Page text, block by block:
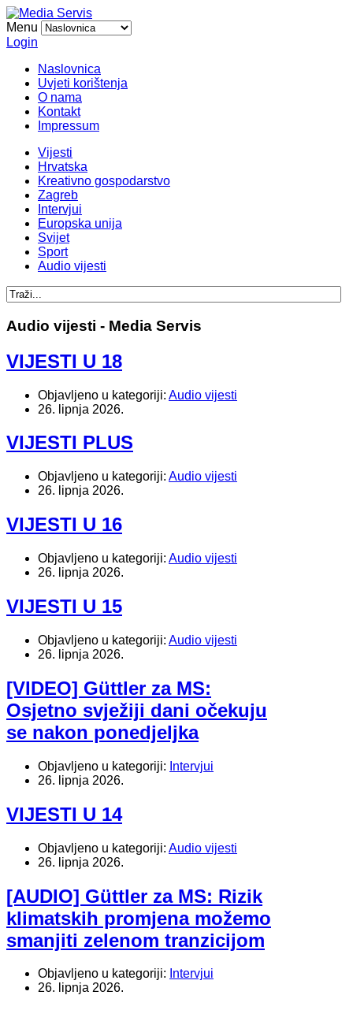
Menu
Login
Naslovnica
Uvjeti korištenja
O nama
Kontakt
Impressum
Vijesti
Hrvatska
Kreativno gospodarstvo
Zagreb
Intervjui
Europska unija
Svijet
Sport
Audio vijesti
Audio vijesti - Media Servis
VIJESTI U 18
Objavljeno u kategoriji: Audio vijesti
26. lipnja 2026.
VIJESTI PLUS
Objavljeno u kategoriji: Audio vijesti
26. lipnja 2026.
VIJESTI U 16
Objavljeno u kategoriji: Audio vijesti
26. lipnja 2026.
VIJESTI U 15
Objavljeno u kategoriji: Audio vijesti
26. lipnja 2026.
[VIDEO] Güttler za MS:
Osjetno svježiji dani očekuju
se nakon ponedjeljka
Objavljeno u kategoriji: Intervjui
26. lipnja 2026.
VIJESTI U 14
Objavljeno u kategoriji: Audio vijesti
26. lipnja 2026.
[AUDIO] Güttler za MS: Rizik
klimatskih promjena možemo
smanjiti zelenom tranzicijom
Objavljeno u kategoriji: Intervjui
26. lipnja 2026.